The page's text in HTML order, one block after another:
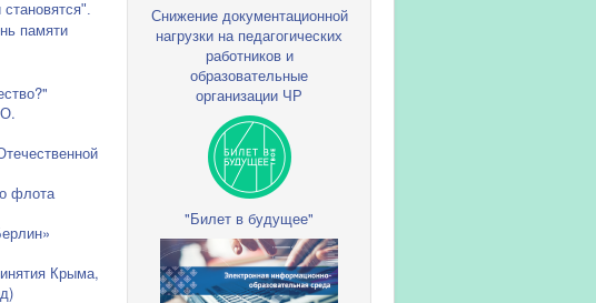
памяти
флота
Крыма,
Снижение документационной
нагрузки на педагогических
работников и
образовательные
организации ЧР
"Билет в будущее"